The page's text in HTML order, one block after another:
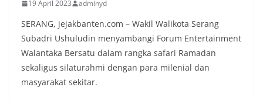
19 April 2023 adminyd
SERANG, jejakbanten.com – Wakil Walikota Serang
Subadri Ushuludin menyambangi Forum Entertainment
Walantaka Bersatu dalam rangka safari Ramadan
sekaligus silaturahmi dengan para milenial dan
masyarakat sekitar.